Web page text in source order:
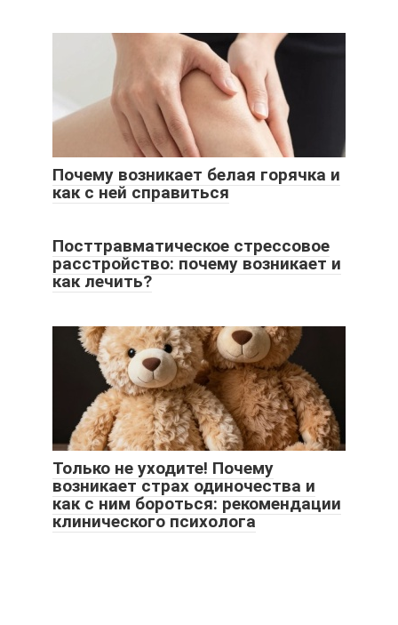
Почему возникает белая горячка и
как с ней справиться
Посттравматическое стрессовое
расстройство: почему возникает и
как лечить?
Только не уходите! Почему
возникает страх одиночества и
как с ним бороться: рекомендации
клинического психолога